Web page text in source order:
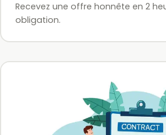
Recevez une offre honnête en 2
obligation.